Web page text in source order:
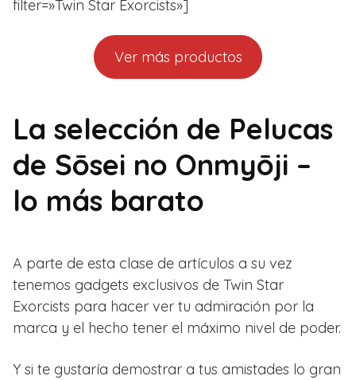
filter=»Twin Star Exorcists»]
Ver más productos
La selección de Pelucas
de Sōsei no Onmyōji –
lo más barato
A parte de esta clase de artículos a su vez
tenemos gadgets exclusivos de Twin Star
Exorcists para hacer ver tu admiración por la
marca y el hecho tener el máximo nivel de poder.
Y si te gustaría demostrar a tus amistades lo gran